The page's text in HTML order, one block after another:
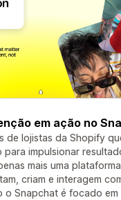
em ação no
de lojistas da Shopify
impulsionar
mais uma
criam e interagem
o Snapchat é focado em